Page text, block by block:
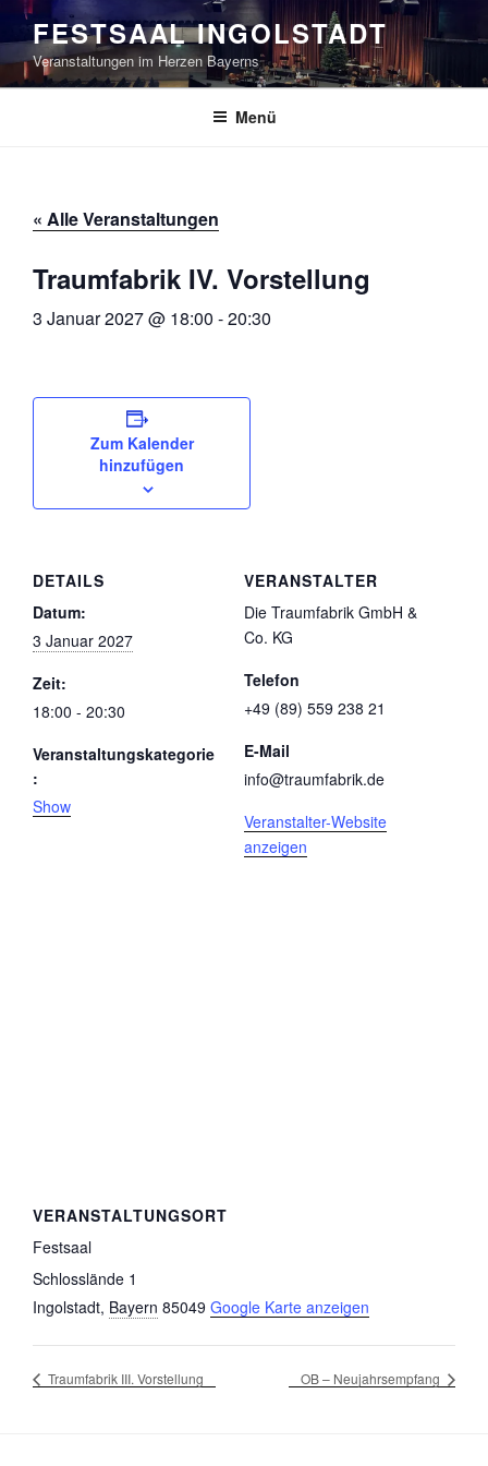
Zum
Inhalt
springen
FESTSAAL INGOLSTADT
Veranstaltungen im Herzen Bayerns
Menü
« Alle Veranstaltungen
Traumfabrik IV. Vorstellung
3 Januar 2027 @ 18:00 -20:30
Zum Kalender
hinzufügen
DETAILS
Datum:
3 Januar 2027
Zeit:
18:00 - 20:30
Veranstaltungskategorie
:
Show
VERANSTALTER
Die Traumfabrik GmbH &
Co. KG
Telefon
+49 (89) 559 238 21
E-Mail
info@traumfabrik.de
Veranstalter-Website
anzeigen
VERANSTALTUNGSORT
Festsaal
Schlosslände 1
Ingolstadt, Bayern 85049 Google Karte anzeigen
Traumfabrik III. Vorstellung OB – Neujahrsempfang